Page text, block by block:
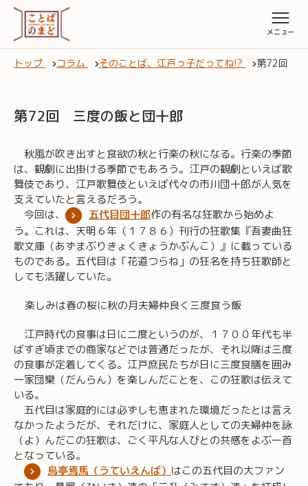
トップ コラム そのことば、江戸っ子だってね!? 第72回 三
第72回 三度の飯と団十郎
秋風が吹き出すと食欲の秋と行楽の秋になる。行楽の季節
は、観劇に出掛ける季節でもあろう。江戸の観劇といえば歌
舞伎であり、江戸歌舞伎といえば代々の市川団十郎が人気を
支えていたと言えるだろう。
今回は、
五代目団十郎作の有名な狂歌から始めよ
う。これは、天明６年（１７８６）刊行の狂歌集『吾妻曲狂
歌文庫（あずまぶりきょくきょうかぶんこ）』に載っている
ものである。五代目は「花道つらね」の狂名を持ち狂歌師と
しても活躍していた。
楽しみは春の桜に秋の月夫婦仲良く三度食う飯
江戸時代の食事は日に二度というのが、１７００年代も半
ばすぎ頃までの商家などでは普通だったが、それ以降は三度
の食事が定着してくる。江戸庶民たちが日に三度食膳を囲み
一家団欒（だんらん）を楽しんだことを、この狂歌は伝えて
いる。
五代目は家庭的には必ずしも恵まれた環境だったとは言え
なかったようだが、それだけに、家庭人としての夫婦仲を詠
（よ）んだこの狂歌は、ごく平凡な人びとの共感をよぶ一首
となっている。
烏亭焉馬（うていえんば） はこの五代目の大ファン